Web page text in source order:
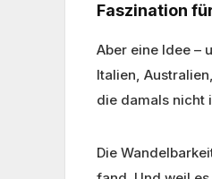
Faszination
Aber eine Idee –
Italien,
die damals nicht
Die